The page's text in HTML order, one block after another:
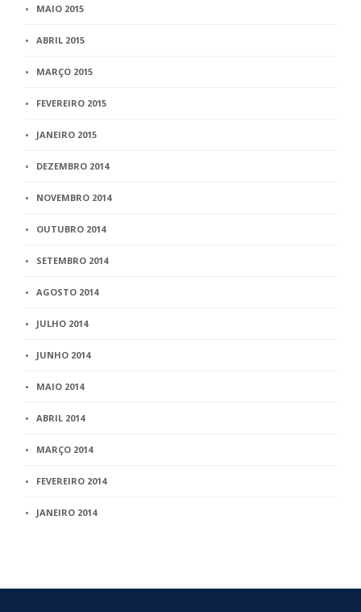
MAIO 2015
ABRIL 2015
MARÇO 2015
FEVEREIRO 2015
JANEIRO 2015
DEZEMBRO 2014
NOVEMBRO 2014
OUTUBRO 2014
SETEMBRO 2014
AGOSTO 2014
JULHO 2014
JUNHO 2014
MAIO 2014
ABRIL 2014
MARÇO 2014
FEVEREIRO 2014
JANEIRO 2014